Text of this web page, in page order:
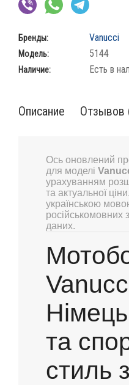
Бренды: Vanucci
Модель: 5144
Наличие: Есть в
Описание Отзывов
Ось оновлений
для моделі
урахуванням
та актуальної
українською
російськомовних
даних.
та
стиль